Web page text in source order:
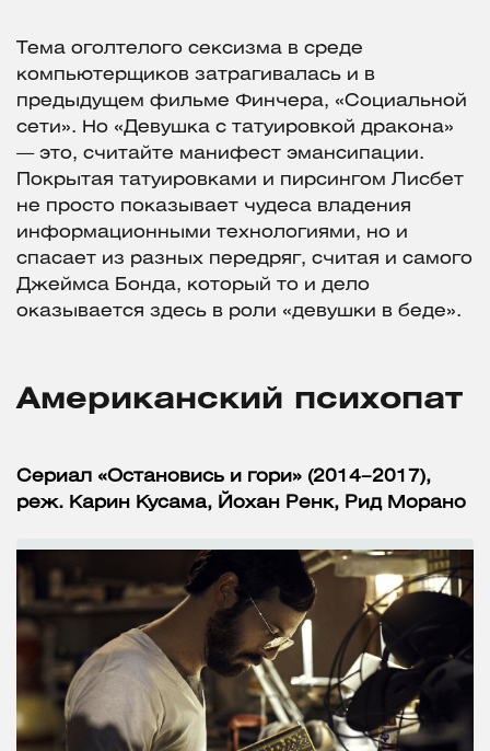
Тема оголтелого сексизма в среде
компьютерщиков затрагивалась и в
предыдущем фильме Финчера, «Социальной
сети». Но «Девушка с татуировкой дракона»
— это, считайте манифест эмансипации.
Покрытая татуировками и пирсингом Лисбет
не просто показывает чудеса владения
информационными технологиями, но и
спасает из разных передряг, считая и самого
Джеймса Бонда, который то и дело
оказывается здесь в роли «девушки в беде».
Американский психопат
Сериал «Остановись и гори» (2014–2017),
реж. Карин Кусама, Йохан Ренк, Рид Морано